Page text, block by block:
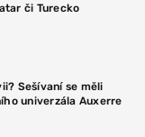
či Turecko
Sešívaní se měli
univerzála Auxerre